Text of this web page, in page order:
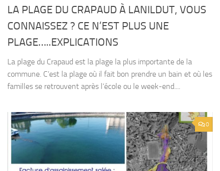
LA PLAGE DU CRAPAUD À LANILDUT, VOUS
CONNAISSEZ ? CE N’EST PLUS UNE
PLAGE…..EXPLICATIONS
La plage du Crapaud est la plage la plus importante de la
commune. C’est la plage où il fait bon prendre un bain et où les
familles se retrouvent après l’école ou le week-end....
0